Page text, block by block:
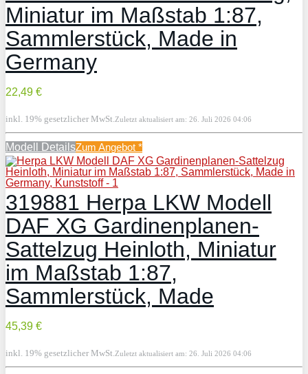
Miniatur im Maßstab 1:87,
Sammlerstück, Made in
Germany
22,49 €
inkl. 19% gesetzlicher MwSt. Zuletzt aktualisiert am: 26. Juli 2026 04:06
Modell DetailsZum Angebot *
319881 Herpa LKW Modell
DAF XG Gardinenplanen-
Sattelzug Heinloth, Miniatur
im Maßstab 1:87,
Sammlerstück, Made
45,39 €
inkl. 19% gesetzlicher MwSt. Zuletzt aktualisiert am: 26. Juli 2026 04:06